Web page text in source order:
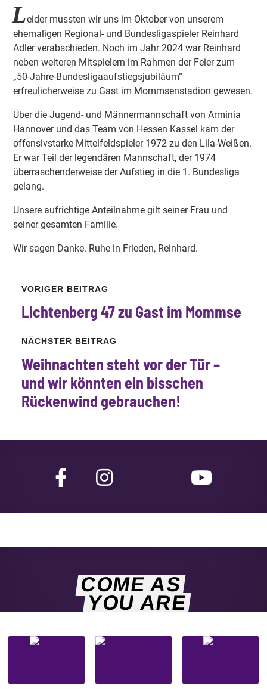
Leider mussten wir uns im Oktober von unserem
ehemaligen Regional- und Bundesligaspieler Reinhard
Adler verabschieden. Noch im Jahr 2024 war Reinhard
neben weiteren Mitspielern im Rahmen der Feier zum
„50-Jahre-Bundesligaaufstiegsjubiläum“
erfreulicherweise zu Gast im Mommsenstadion gewesen.
Über die Jugend- und Männermannschaft von Arminia
Hannover und das Team von Hessen Kassel kam der
offensivstarke Mittelfeldspieler 1972 zu den Lila-Weißen.
Er war Teil der legendären Mannschaft, der 1974
überraschenderweise der Aufstieg in die 1. Bundesliga
gelang.
Unsere aufrichtige Anteilnahme gilt seiner Frau und
seiner gesamten Familie.
Wir sagen Danke. Ruhe in Frieden, Reinhard.
VORIGER BEITRAG
Lichtenberg 47 zu Gast im Mommse
NÄCHSTER BEITRAG
Weihnachten steht vor der Tür –
und wir könnten ein bisschen
Rückenwind gebrauchen!
COME AS
YOU ARE